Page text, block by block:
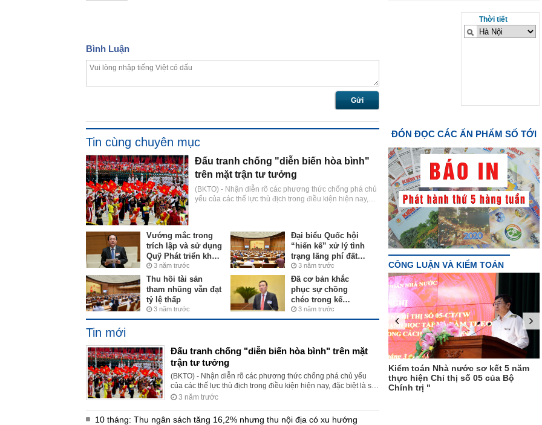
Bình Luận
Gửi
Tin cùng chuyên mục
Đấu tranh chống "diễn biến hòa bình"
trên mặt trận tư tưởng
(BKTO) - Nhận diễn rõ các phương thức chống phá chủ
yếu của các thế lực thù địch trong điều kiện hiện nay,
Vướng mắc trong
trích lập và sử dụng
Quỹ Phát triển khoa
học công nghệ
3 năm trước
Đại biểu Quốc hội
“hiến kế” xử lý tình
trạng lãng phí đất
đai, tài sản công
3 năm trước
Thu hồi tài sản
tham nhũng vẫn đạt
tỷ lệ thấp
3 năm trước
Đã cơ bản khắc
phục sự chồng
chéo trong kế
hoạch thanh tra,
kiểm toán
3 năm trước
Tin mới
Đấu tranh chống "diễn biến hòa bình" trên mặt
trận tư tưởng
(BKTO) - Nhận diễn rõ các phương thức chống phá chủ yếu
của các thế lực thù địch trong điều kiện hiện nay, đặc biệt là sự
chống phá trên mặt trận tư tưởng có ý nghĩa quan trọng để Việt
3 năm trước
10 tháng: Thu ngân sách tăng 16,2% nhưng thu nội địa có xu hướng
Thời tiết
ĐÓN ĐỌC CÁC ẤN PHẨM SỐ TỚI
CÔNG LUẬN VÀ KIỂM TOÁN
Chọn đúng, trúng lĩnh vực, góp
phần tháo gỡ các “điểm nghẽn”
phát triển"
Kiểm toán Nhà nước Trần Sỹ
Thanh"
Kiểm toán Nhà nước sơ kết 5 năm
thực hiện Chỉ thị số 05 của Bộ
Chính trị "